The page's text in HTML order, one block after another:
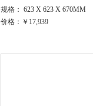
规格： 623 X 623 X 670MM
价格：￥17,939